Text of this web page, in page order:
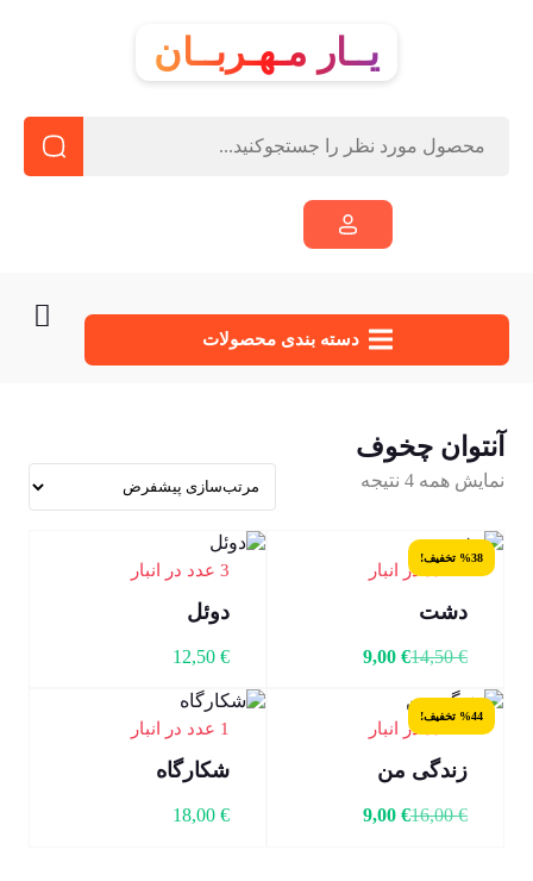
یــار مـهـربــان
دسته‌ بندی محصولات
آنتوان چخوف
نمایش همه 4 نتیجه
%38 تخفیف!
دشت
14,50€
9,00 €
3 عدد در انبار
دوئل
12,50€
%44 تخفیف!
زندگی من
16,00€
9,00 €
1 عدد در انبار
شکارگاه
18,00€